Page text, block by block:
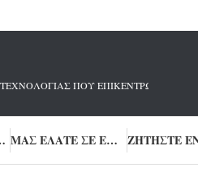
ΤΕΧΝΟΛΟΓΊΑΣ ΠΟΥ
ΜΑΣ ΕΛΆΤΕ ΣΕ ΕΠΑΦΉ ΜΕ